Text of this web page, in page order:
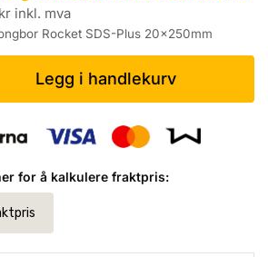
kr inkl. mva
Rocket SDS-Plus 20x250mm
Legg i handlekurv
for å kalkulere fraktpris: